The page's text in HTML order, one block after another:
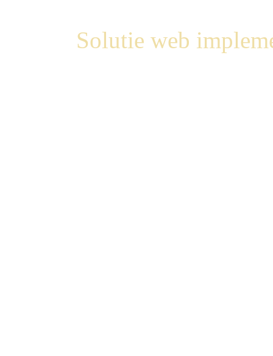
Solutie web